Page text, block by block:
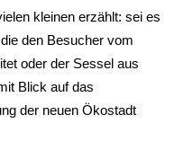
kleinen erzählt: sei es
den Besucher vom
oder der Sessel aus
Blick auf das
der neuen Ökostadt